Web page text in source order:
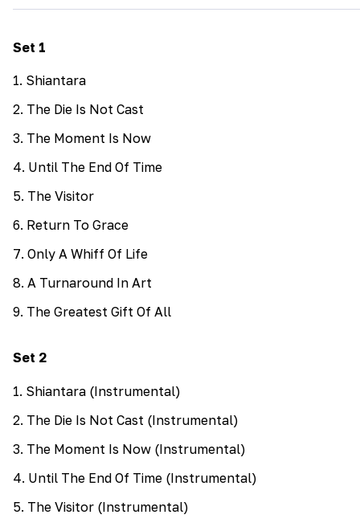
Set 1
1. Shiantara
2. The Die Is Not Cast
3. The Moment Is Now
4. Until The End Of Time
5. The Visitor
6. Return To Grace
7. Only A Whiff Of Life
8. A Turnaround In Art
9. The Greatest Gift Of All
Set 2
1. Shiantara (Instrumental)
2. The Die Is Not Cast (Instrumental)
3. The Moment Is Now (Instrumental)
4. Until The End Of Time (Instrumental)
5. The Visitor (Instrumental)